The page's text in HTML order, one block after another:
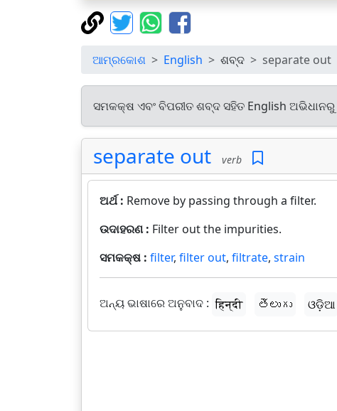
ଆମ୍ରକୋଶ English ଶବ୍ଦ separate out
ସମକକ୍ଷ ଏବଂ ବିପରୀତ ଶବ୍ଦ ସହିତ English ଅଭିଧାନରୁ
separate out verb
ଅର୍ଥ : Remove by passing through a filter.
ଉଦାହରଣ : Filter out the impurities.
ସମକକ୍ଷ : filter, filter out, filtrate, strain
ଅନ୍ୟ ଭାଷାରେ ଅନୁବାଦ : हिन्दी తెలుగు ଓଡ଼ିଆ